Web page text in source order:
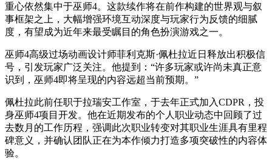
重心依然集中于巫师4。这款续作将在前作构建的世界观与叙
事框架之上，大幅增强环境互动深度与玩家行为反馈的细腻
度，有望成为近年来最受瞩目的角色扮演游戏之一。
巫师4高级过场动画设计师菲利克斯·佩杜拉近日释放出积极信
号，引发玩家广泛关注。他提到：“许多玩家或许尚未真正意
识到，巫师4即将呈现的内容远超当前预期。”
佩杜拉此前任职于拉瑞安工作室，于去年正式加入CDPR，投
身巫师4项目开发。他在近期发布的个人职业动态中回顾了过
去数月的工作历程，强调此次职业转变对其职业生涯具有里程
碑意义，并确认团队正在为本作倾力打造多项突破性的内容体
验。